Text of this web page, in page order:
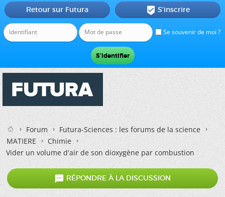
Se souvenir de moi ?
Retour sur Futura  S'inscrire
Forum
Futura-Sciences : les forums de la science
MATIERE
Chimie
Vider un volume d'air de son dioxygène par combustion
 RÉPONDRE À LA DISCUSSION